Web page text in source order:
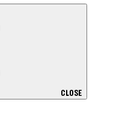
CLOSE